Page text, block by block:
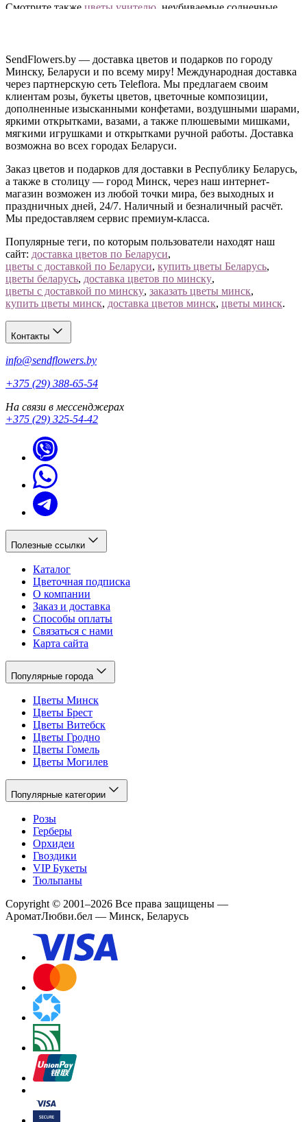
Смотрите также цветы учителю , неубиваемые солнечные
букеты сразу — с доставкой к школе к назначенному часу.
Это дешевле и спокойнее, чем десять человек с цветами в
разных концах города.
Доставка к выпускному по Минску и Беларуси
Заказать цветы на выпускной можно онлайн — привезём к
линейке, в школу, сад или вуз, точно к началу. Все способы
Позвоните нам— рассчитаем букеты на весь класс.
SendFlowers.by — доставка цветов и подарков по городу
Минску, Беларуси и по всему миру! Международная доставка
через партнерскую сеть Teleflora. Мы предлагаем своим
клиентам розы, букеты цветов, цветочные композиции,
дополненные изысканными конфетами, воздушными шарами,
яркими открытками, вазами, а также плюшевыми мишками,
мягкими игрушками и открытками ручной работы. Доставка
возможна во всех городах Беларуси.
Заказ цветов и подарков для доставки в Республику Беларусь,
а также в столицу — город Минск, через наш интернет-
магазин возможен из любой точки мира, без выходных и
праздничных дней, 24/7. Наличный и безналичный расчёт.
Мы предоставляем сервис премиум-класса.
Популярные теги, по которым пользователи находят наш
сайт: доставка цветов по Беларуси,
цветы с доставкой по Беларуси, купить цветы Беларусь,
цветы беларусь, доставка цветов по минску,
цветы с доставкой по минску, заказать цветы минск,
купить цветы минск, доставка цветов минск, цветы минск.
Контакты
info@sendflowers.by
+375 (29) 388-65-54
На связи в мессенджерах
+375 (29) 325-54-42
Полезные ссылки
Каталог
Цветочная подписка
О компании
Заказ и доставка
Способы оплаты
Связаться с нами
Карта сайта
Популярные города
Цветы Минск
Цветы Брест
Цветы Витебск
Цветы Гродно
Цветы Гомель
Цветы Могилев
Популярные категории
Розы
Герберы
Орхидеи
Гвоздики
VIP Букеты
Тюльпаны
Copyright © 2001–2026 Все права защищены —
АроматЛюбви.бел — Минск, Беларусь